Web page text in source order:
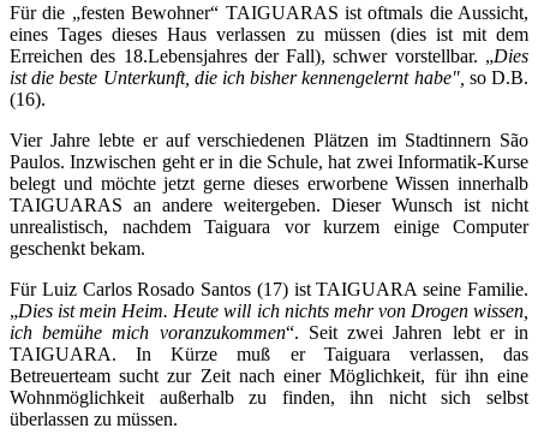
Für die „festen Bewohner“ TAIGUARAS ist oftmals die Aussicht,
eines Tages dieses Haus verlassen zu müssen (dies ist mit dem
Erreichen des 18.Lebensjahres der Fall), schwer vorstellbar. „Dies
ist die beste Unterkunft, die ich bisher kennengelernt habe", so D.B.
(16).
Vier Jahre lebte er auf verschiedenen Plätzen im Stadtinnern São
Paulos. Inzwischen geht er in die Schule, hat zwei Informatik-Kurse
belegt und möchte jetzt gerne dieses erworbene Wissen innerhalb
TAIGUARAS an andere weitergeben. Dieser Wunsch ist nicht
unrealistisch, nachdem Taiguara vor kurzem einige Computer
geschenkt bekam.
Für Luiz Carlos Rosado Santos (17) ist TAIGUARA seine Familie.
„Dies ist mein Heim. Heute will ich nichts mehr von Drogen wissen,
ich bemühe mich voranzukommen“. Seit zwei Jahren lebt er in
TAIGUARA. In Kürze muß er Taiguara verlassen, das
Betreuerteam sucht zur Zeit nach einer Möglichkeit, für ihn eine
Wohnmöglichkeit außerhalb zu finden, ihn nicht sich selbst
überlassen zu müssen.